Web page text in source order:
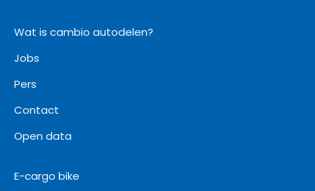
Wat is cambio autodelen?
Jobs
Pers
Contact
Open data
E-cargo bike